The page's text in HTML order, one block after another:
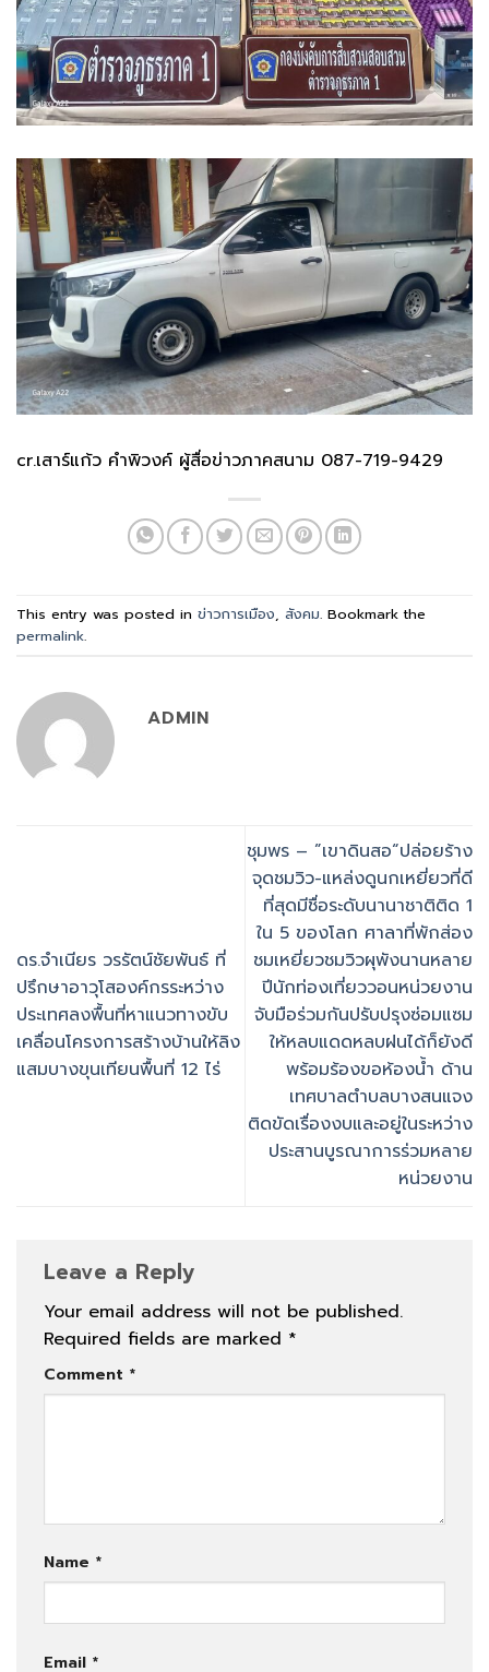
cr.เสาร์แก้ว คำพิวงค์ ผู้สื่อข่าวภาคสนาม 087-719-9429
This entry was posted in ข่าวการเมือง, สังคม. Bookmark the
permalink.
ADMIN
ดร.จำเนียร​ วรรัตน์ชัยพันธ์​ ที่
ปรึกษาอาวุโสองค์กรระหว่าง
ประเทศลงพื้นที่หาแนวทางขับ
เคลื่อนโครงการสร้างบ้านให้ลิง
แสมบางขุนเทียนพื้นที่​ 12​ ไร่
ชุมพร – ”เขาดินสอ“ปล่อยร้าง
จุดชมวิว-แหล่งดูนกเหยี่ยวที่ดี
ที่สุดมีชื่อระดับนานาชาติติด 1
ใน 5 ของโลก ศาลาที่พักส่อง
ชมเหยี่ยวชมวิวผุพังนานหลาย
ปีนักท่องเที่ยววอนหน่วยงาน
จับมือร่วมกันปรับปรุงซ่อมแซม
ให้หลบแดดหลบฝนได้ก็ยังดี
พร้อมร้องขอห้องน้ำ ด้าน
เทศบาลตำบลบางสนแจง
ติดขัดเรื่องงบและอยู่ในระหว่าง
ประสานบูรณาการร่วมหลาย
หน่วยงาน
Leave a Reply
Your email address will not be published.
Required fields are marked *
Comment *
Name *
Email *